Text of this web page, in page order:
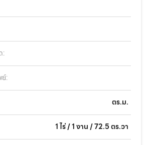
:
:
ตร.ม.
1 ไร่ / 1 งาน / 72.5 ตร.วา